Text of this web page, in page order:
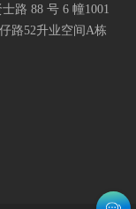
路 88 号 6 幢1001
路52升业空间A栋